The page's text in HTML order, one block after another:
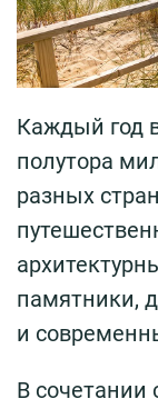
Каждый год
полутора
разных
памятники,
и
В